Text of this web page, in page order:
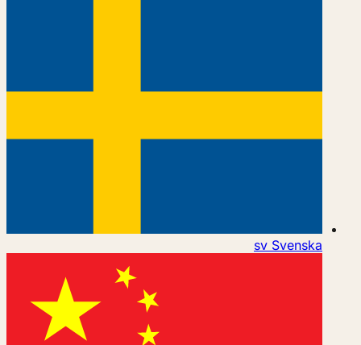
svSvenska